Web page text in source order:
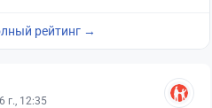
рейтинг →
г., 12:35